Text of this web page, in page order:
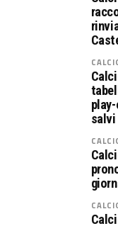
salvi